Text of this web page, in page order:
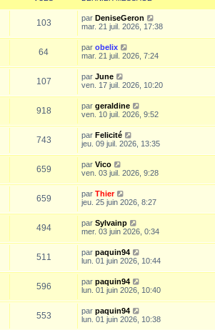
103 par DeniseGeron
mar. 21 juil. 2026, 17:38
64 par obelix
mar. 21 juil. 2026, 7:24
107 par June
ven. 17 juil. 2026, 10:20
918 par geraldine
ven. 10 juil. 2026, 9:52
743 par Felicité
jeu. 09 juil. 2026, 13:35
659 par Vico
ven. 03 juil. 2026, 9:28
659 par Thier
jeu. 25 juin 2026, 8:27
494 par Sylvainp
mer. 03 juin 2026, 0:34
511 par paquin94
lun. 01 juin 2026, 10:44
596 par paquin94
lun. 01 juin 2026, 10:40
553 par paquin94
lun. 01 juin 2026, 10:38